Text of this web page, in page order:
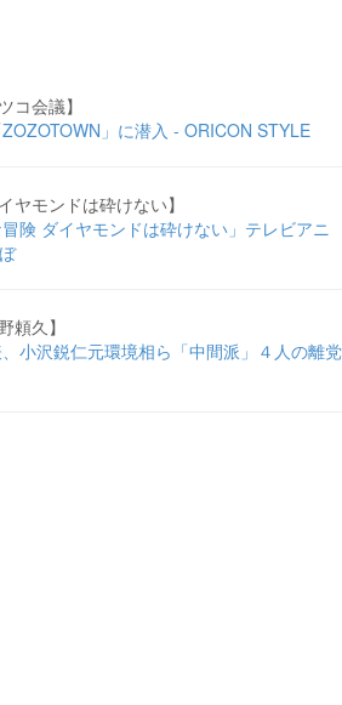
コ会議】
」に潜入 - ORICON STYLE
モンドは砕けない】
険 ダイヤモンドは砕けない」テレビアニ
頼久】
小沢鋭仁元環境相ら「中間派」４人の離党